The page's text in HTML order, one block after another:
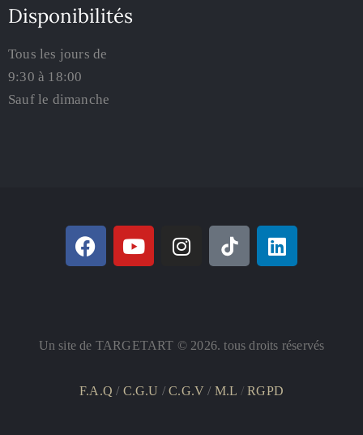
Disponibilités
Tous les jours de
9:30 à 18:00
Sauf le dimanche
Un site de TARGETART © 2026. tous droits réservés
F.A.Q / C.G.U /C.G.V/ M.L /RGPD